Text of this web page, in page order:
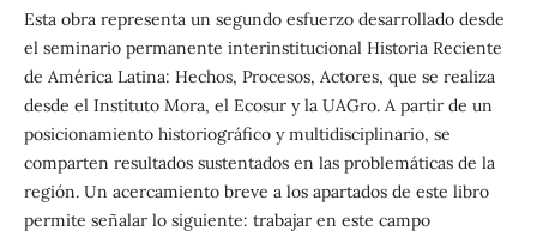
Esta obra representa un segundo esfuerzo desarrollado desde
el seminario permanente interinstitucional Historia Reciente
de América Latina: Hechos, Procesos, Actores, que se realiza
desde el Instituto Mora, el Ecosur y la UAGro. A partir de un
posicionamiento historiográfico y multidisciplinario, se
comparten resultados sustentados en las problemáticas de la
región. Un acercamiento breve a los apartados de este libro
permite señalar lo siguiente: trabajar en este campo